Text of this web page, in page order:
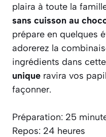
plaira à toute la
sans cuisson au
prépare en quelques
adorerez la
ingrédients dans
unique ravira vos
façonner.
Préparation: 25
Repos: 24 heures